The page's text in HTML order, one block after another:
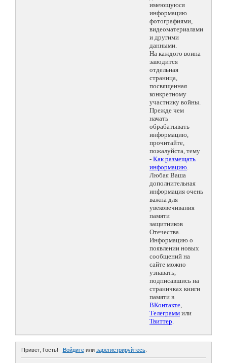
имеющуюся
информацию
фотографиями,
видеоматериалами
и другими
данными.
На каждого воина
заводится
отдельная
страница,
посвященная
конкретному
участнику войны.
Прежде чем
начать
обрабатывать
информацию,
прочитайте,
пожалуйста, тему
- Как размещать
информацию.
Любая Ваша
дополнительная
информация очень
важна для
увековечивания
памяти
защитников
Отечества.
Информацию о
появлении новых
сообщений на
сайте можно
узнавать,
подписавшись на
страничках книги
памяти в
ВКонтакте,
Телеграмм или
Твиттер.
Привет, Гость! Войдитеили зарегистрируйтесь.